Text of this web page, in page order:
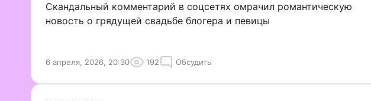
Скандальный комментарий в соцсетях омрачил романтическую
новость о грядущей свадьбе блогера и певицы
6 апреля, 2026, 20:30 192 Обсудить